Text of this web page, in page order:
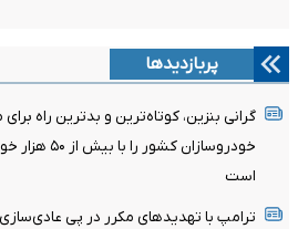
پربازدیدها
گرانی بنزین، کوتاه‌ترین و بدترین راه
خودروسازان
است
ترامپ با تهدیدهای مکرر در پی